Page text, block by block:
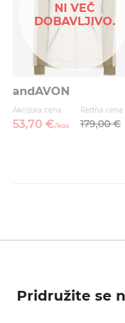
NI VEČ
DOBAVLJIVO.
andAVON
Akcijska cena
53,70 €/kos
Redna cena
179,00 €
Pridružite se